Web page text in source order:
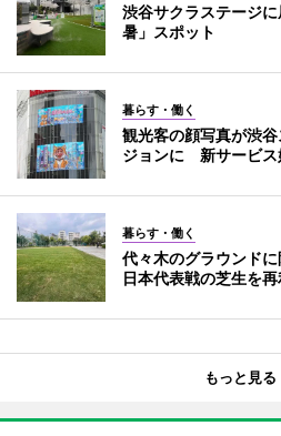
渋谷サクラステージ
暑」スポット
暮らす・働く
観光客の顔写真が渋
ジョンに 新サービス
暮らす・働く
代々木のグラウンド
日本代表戦の芝生を再
もっと見る